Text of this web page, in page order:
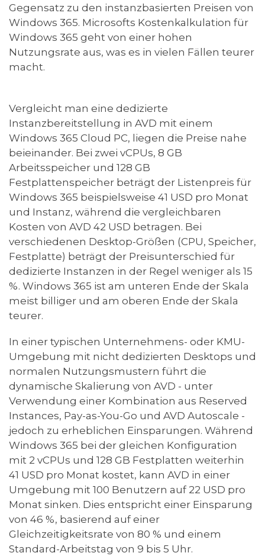
Gegensatz zu den instanzbasierten Preisen von
Windows 365. Microsofts Kostenkalkulation für
Windows 365 geht von einer hohen
Nutzungsrate aus, was es in vielen Fällen teurer
macht.
Vergleicht man eine dedizierte
Instanzbereitstellung in AVD mit einem
Windows 365 Cloud PC, liegen die Preise nahe
beieinander. Bei zwei vCPUs, 8 GB
Arbeitsspeicher und 128 GB
Festplattenspeicher beträgt der Listenpreis für
Windows 365 beispielsweise 41 USD pro Monat
und Instanz, während die vergleichbaren
Kosten von AVD 42 USD betragen. Bei
verschiedenen Desktop-Größen (CPU, Speicher,
Festplatte) beträgt der Preisunterschied für
dedizierte Instanzen in der Regel weniger als 15
%. Windows 365 ist am unteren Ende der Skala
meist billiger und am oberen Ende der Skala
teurer.
In einer typischen Unternehmens- oder KMU-
Umgebung mit nicht dedizierten Desktops und
normalen Nutzungsmustern führt die
dynamische Skalierung von AVD - unter
Verwendung einer Kombination aus Reserved
Instances, Pay-as-You-Go und AVD Autoscale -
jedoch zu erheblichen Einsparungen. Während
Windows 365 bei der gleichen Konfiguration
mit 2 vCPUs und 128 GB Festplatten weiterhin
41 USD pro Monat kostet, kann AVD in einer
Umgebung mit 100 Benutzern auf 22 USD pro
Monat sinken. Dies entspricht einer Einsparung
von 46 %, basierend auf einer
Gleichzeitigkeitsrate von 80 % und einem
Standard-Arbeitstag von 9 bis 5 Uhr.